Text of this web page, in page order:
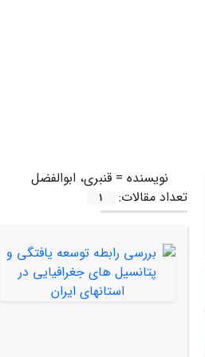
نویسنده = قنبری، ابوالفضل
تعداد مقالات:
1